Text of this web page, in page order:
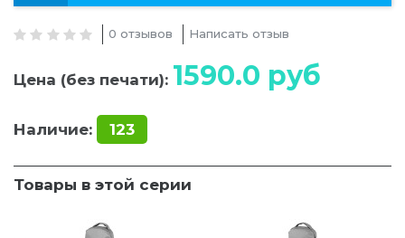
0 отзывов Написать отзыв
Цена (без печати): 1590.0 руб
Наличие: 123
Товары в этой серии